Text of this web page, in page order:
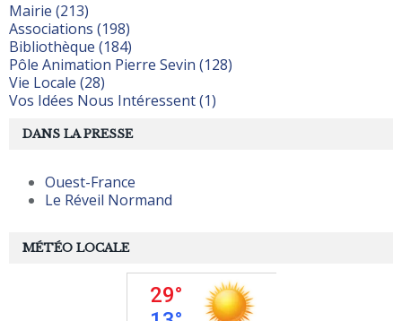
Mairie (213)
Associations (198)
Bibliothèque (184)
Pôle Animation Pierre Sevin (128)
Vie Locale (28)
Vos Idées Nous Intéressent (1)
MÉTÉO LOCALE
DANS LA PRESSE
Ouest-France
Le Réveil Normand